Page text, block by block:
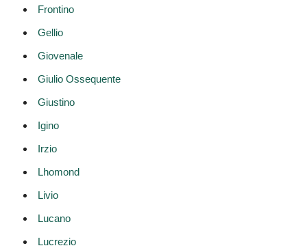
Frontino
Gellio
Giovenale
Giulio Ossequente
Giustino
Igino
Irzio
Lhomond
Livio
Lucano
Lucrezio